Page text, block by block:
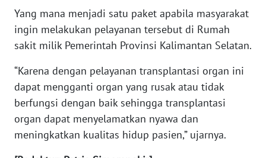
Yang mana menjadi satu paket apabila masyarakat
ingin melakukan pelayanan tersebut di Rumah
sakit milik Pemerintah Provinsi Kalimantan Selatan.
“Karena dengan pelayanan transplantasi organ ini
dapat mengganti organ yang rusak atau tidak
berfungsi dengan baik sehingga transplantasi
organ dapat menyelamatkan nyawa dan
meningkatkan kualitas hidup pasien,” ujarnya.
WN
RIAU
WN
JAMBI
WN